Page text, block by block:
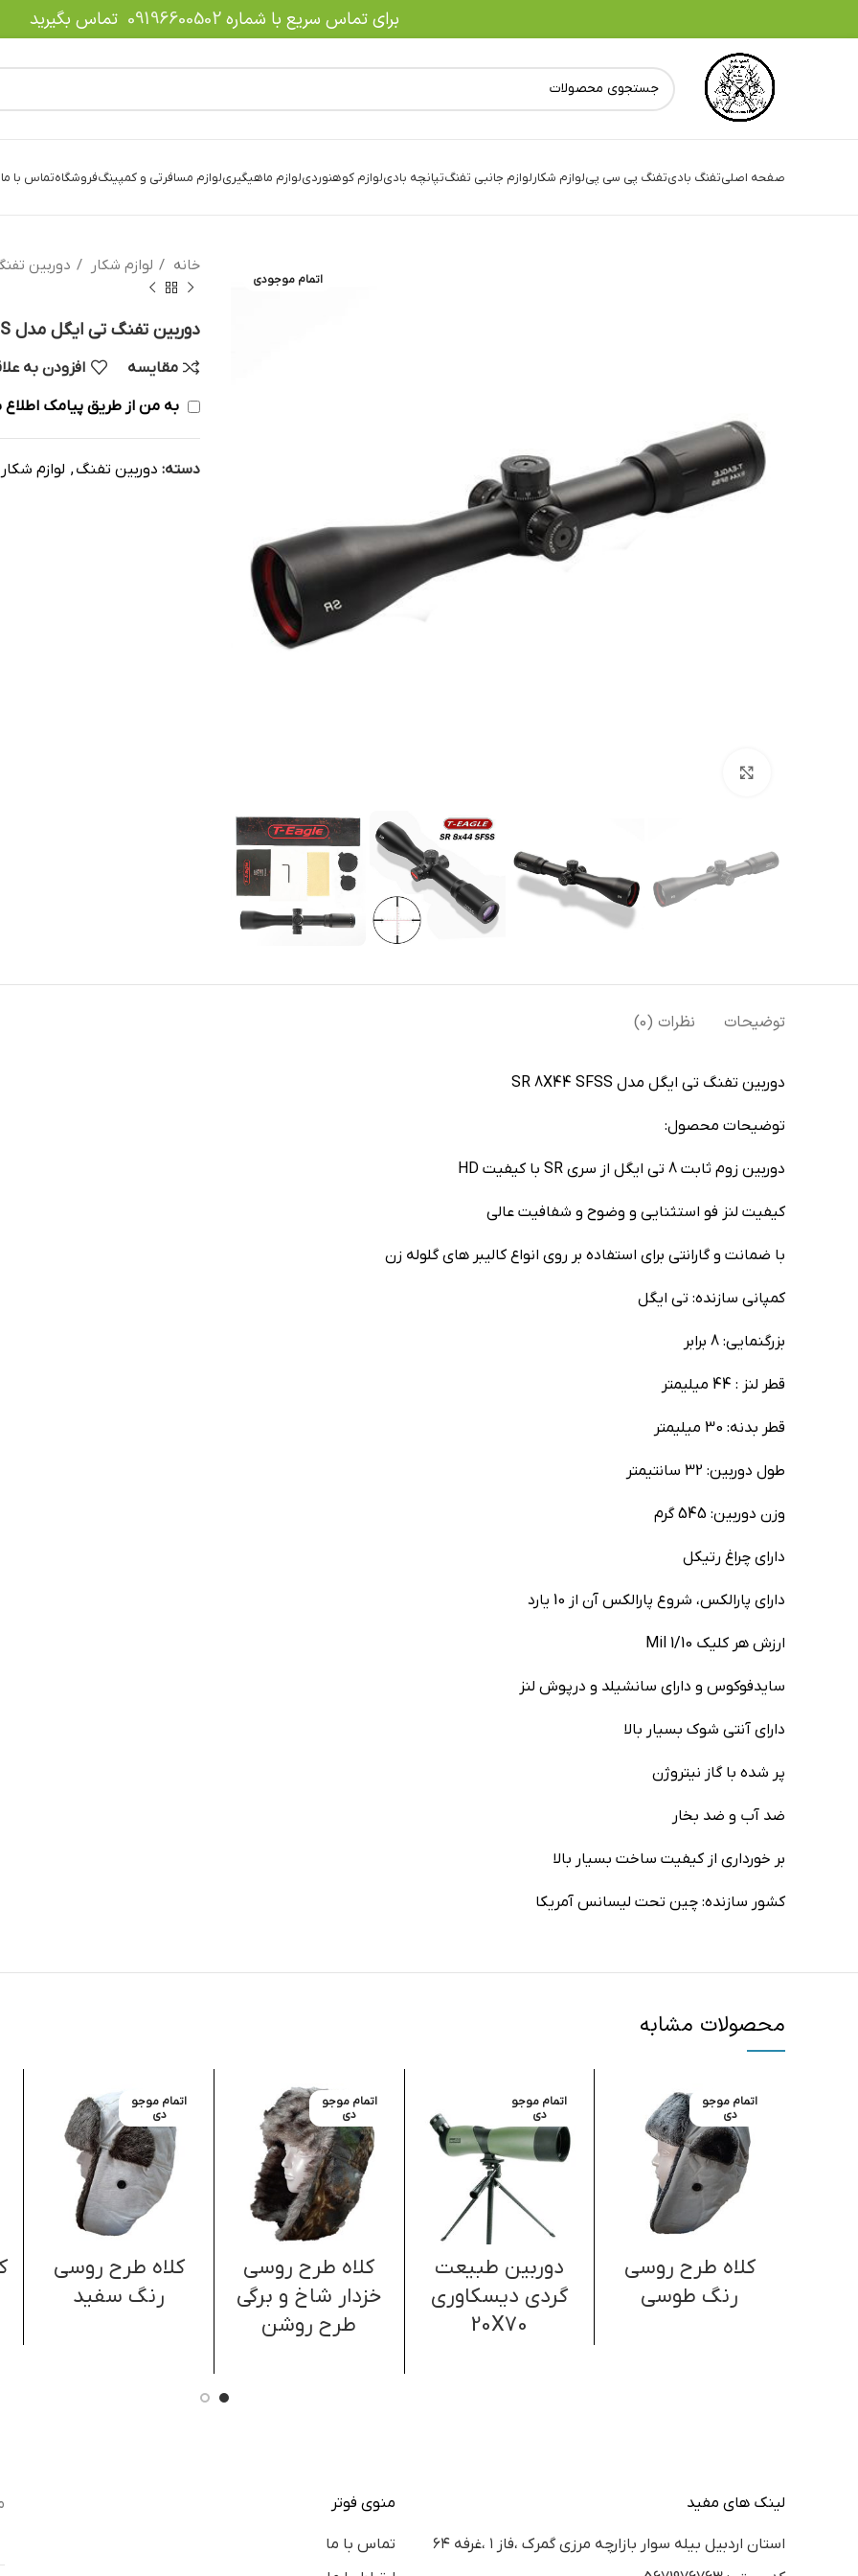
برای تماس سریع با شماره09196600502 تماس بگیرید
صفحه اصلیتفنگ بادیتفنگ پی سی پیلوازم شکارلوازم جانبی تفنگتپانچه بادیلوازم کوهنوردیلوازم ماهیگیریلوازم مسافرتی و کمپینگفروشگاهتماس با ما
اتمام موجودی
خانه لوازم شکار دوربین
دوربین تفنگ تی ایگل مدل SR 8X44 SFSS
مقایسه افزودن به
به من از طریق پیامک اطلاع
دسته: دوربین تفنگ, لوازم شکار
توضیحات نظرات (0)
دوربین تفنگ تی ایگل مدل SR 8X44 SFSS
توضیحات محصول:
دوربین زوم ثابت 8 تی ایگل از سری SR با کیفیت HD
کیفیت لنز فو استثنایی و وضوح و شفافیت عالی
با ضمانت و گارانتی برای استفاده بر روی انواع کالیبر های گلوله زن
کمپانی سازنده: تی ایگل
بزرگنمایی: 8 برابر
قطر لنز : 44 میلیمتر
قطر بدنه: 30 میلیمتر
طول دوربین: 32 سانتیمتر
وزن دوربین: 545 گرم
دارای چراغ رتیکل
دارای پارالکس، شروع پارالکس آن از 10 یارد
ارزش هر کلیک 1/10 Mil
سایدفوکوس و دارای سانشیلد و درپوش لنز
دارای آنتی شوک بسیار بالا
پر شده با گاز نیتروژن
ضد آب و ضد بخار
بر خورداری از کیفیت ساخت بسیار بالا
کشور سازنده: چین تحت لیسانس آمریکا
محصولات مشابه
اتمام موجو
دی
کلاه طرح روسی
رنگ طوسی
اتمام موجو
دی
دوربین طبیعت
گردی دیسکاوری
20X70
اتمام موجو
دی
کلاه طرح روسی
خزدار شاخ و برگی
طرح روشن
اتمام موجو
دی
کلاه طرح روسی
رنگ سفید
لینک های مفید
استان اردبيل بيله سوار بازارچه مرزي گمرك ،فاز ١ ،غرفه ٦٤
منوی فوتر
تماس با ما